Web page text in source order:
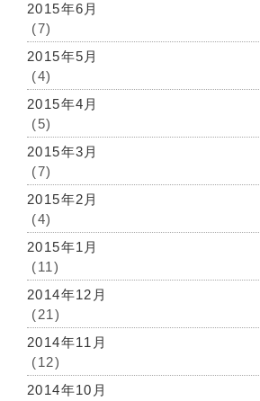
2015年6月
(7)
2015年5月
(4)
2015年4月
(5)
2015年3月
(7)
2015年2月
(4)
2015年1月
(11)
2014年12月
(21)
2014年11月
(12)
2014年10月